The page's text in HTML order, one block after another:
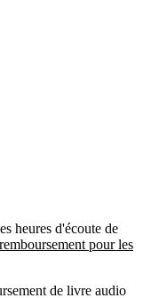
heures d'écoute de
pour les
de livre audio